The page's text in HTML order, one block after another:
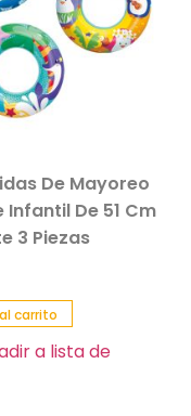
De Mayoreo
Infantil De 51 Cm
3 Piezas
carrito
a lista de